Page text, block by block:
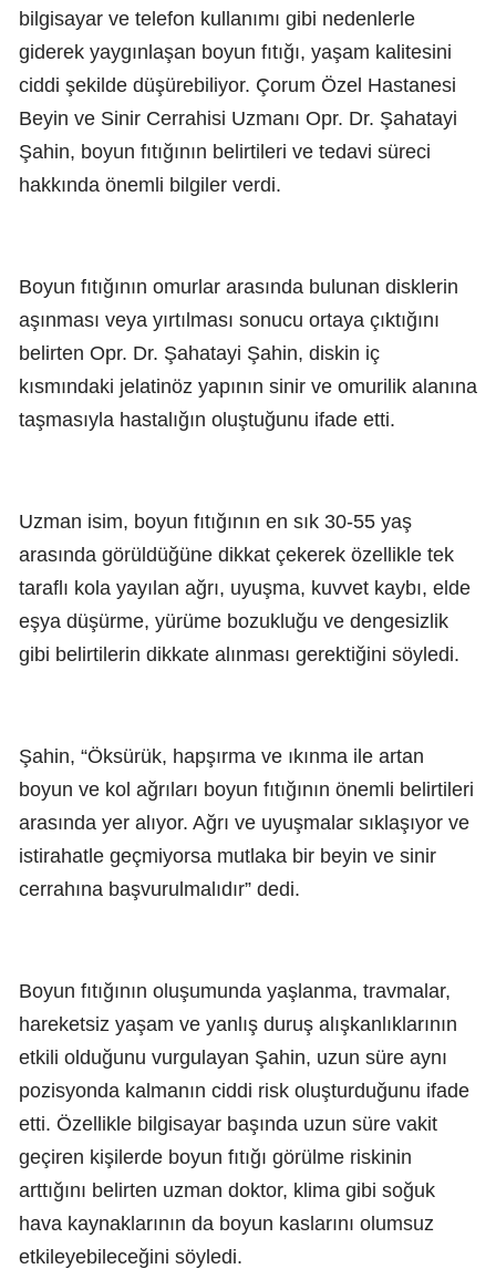
bilgisayar ve telefon kullanımı gibi nedenlerle
giderek yaygınlaşan boyun fıtığı, yaşam kalitesini
ciddi şekilde düşürebiliyor. Çorum Özel Hastanesi
Beyin ve Sinir Cerrahisi Uzmanı Opr. Dr. Şahatayi
Şahin, boyun fıtığının belirtileri ve tedavi süreci
hakkında önemli bilgiler verdi.
Boyun fıtığının omurlar arasında bulunan disklerin
aşınması veya yırtılması sonucu ortaya çıktığını
belirten Opr. Dr. Şahatayi Şahin, diskin iç
kısmındaki jelatinöz yapının sinir ve omurilik alanına
taşmasıyla hastalığın oluştuğunu ifade etti.
Uzman isim, boyun fıtığının en sık 30-55 yaş
arasında görüldüğüne dikkat çekerek özellikle tek
taraflı kola yayılan ağrı, uyuşma, kuvvet kaybı, elde
eşya düşürme, yürüme bozukluğu ve dengesizlik
gibi belirtilerin dikkate alınması gerektiğini söyledi.
Şahin, “Öksürük, hapşırma ve ıkınma ile artan
boyun ve kol ağrıları boyun fıtığının önemli belirtileri
arasında yer alıyor. Ağrı ve uyuşmalar sıklaşıyor ve
istirahatle geçmiyorsa mutlaka bir beyin ve sinir
cerrahına başvurulmalıdır” dedi.
Boyun fıtığının oluşumunda yaşlanma, travmalar,
hareketsiz yaşam ve yanlış duruş alışkanlıklarının
etkili olduğunu vurgulayan Şahin, uzun süre aynı
pozisyonda kalmanın ciddi risk oluşturduğunu ifade
etti. Özellikle bilgisayar başında uzun süre vakit
geçiren kişilerde boyun fıtığı görülme riskinin
arttığını belirten uzman doktor, klima gibi soğuk
hava kaynaklarının da boyun kaslarını olumsuz
etkileyebileceğini söyledi.